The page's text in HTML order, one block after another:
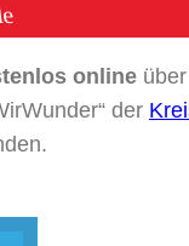
online
der